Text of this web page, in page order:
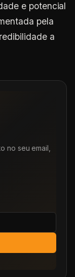
e potencial
pela
a
no seu email,